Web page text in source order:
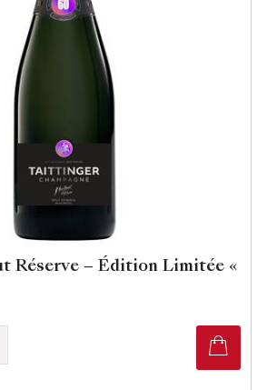
Réserve – Édition Limitée «